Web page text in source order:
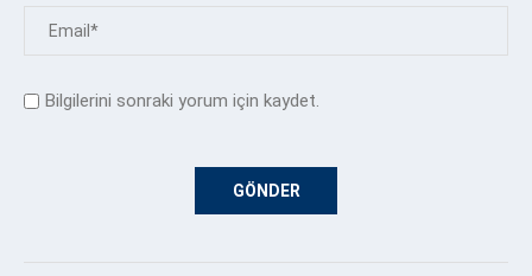
Bilgilerini sonraki yorum için kaydet.